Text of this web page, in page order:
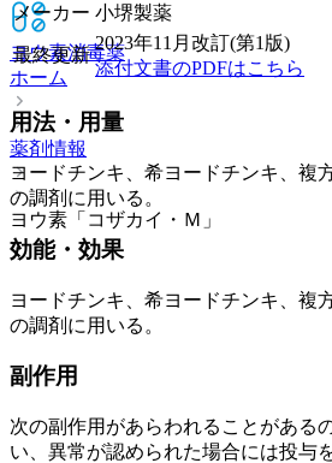
ヨウ素消毒薬
ホーム
薬剤情報
ヨウ素「コザカイ・Ｍ」
メーカー 小堺製薬
最終更新
2023年11月改訂(第1版)
添付文書のPDFはこちら
用法・用量
ヨードチンキ、希ヨードチンキ、複
の調剤に用いる。
効能・効果
ヨードチンキ、希ヨードチンキ、複
の調剤に用いる。
副作用
次の副作用があらわれることがある
い、異常が認められた場合には投与